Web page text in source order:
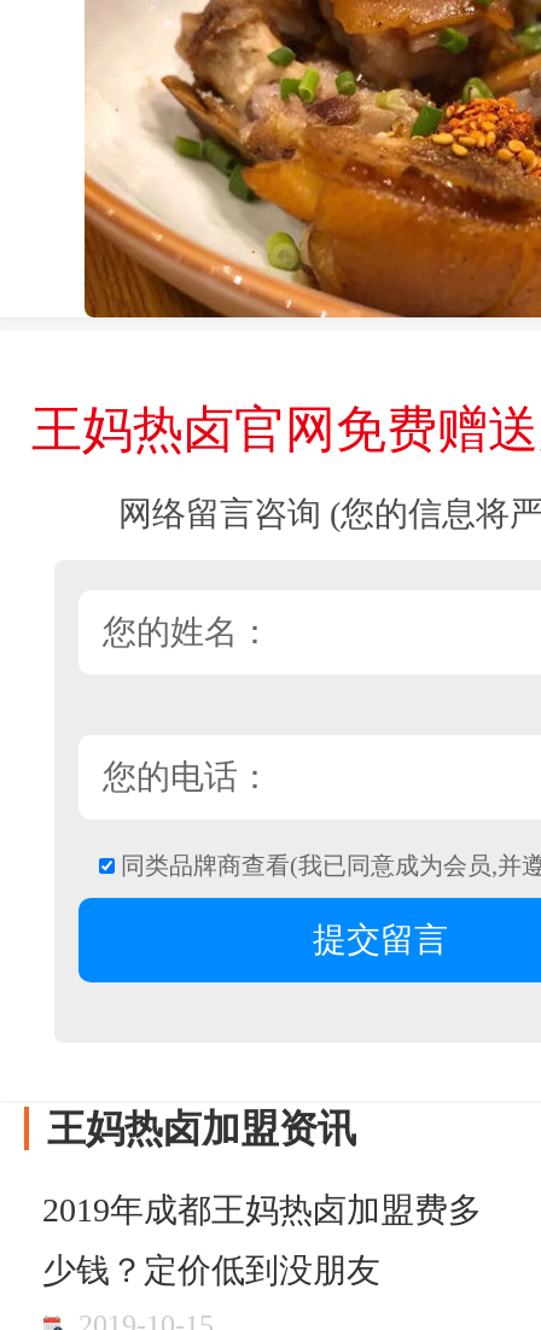
王妈热卤官网免费赠
网络留言咨询 (您的信息将
同类品牌商查看(我已同意成为会员,并
王妈热卤加盟资讯
2019年成都王妈热卤加盟费多
少钱？定价低到没朋友